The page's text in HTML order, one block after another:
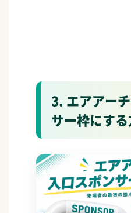
3. エアアー
サー枠にす